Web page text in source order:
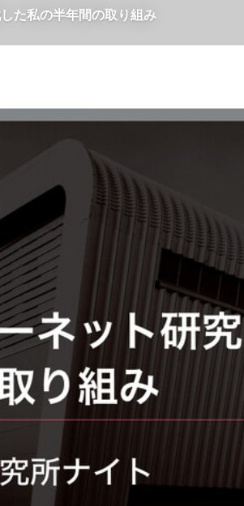
た私の半年間の取り組み